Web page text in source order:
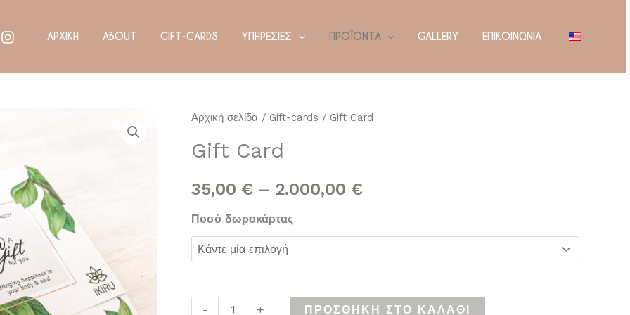
ΑΡΧΙΚΗ ABOUT GIFT-CARDS ΥΠΗΡΕΣΙΕΣ ΠΡΟΪΌΝΤΑ GALLERY ΕΠΙΚΟΙΝΩΝΙΑ
Αρχική σελίδα / Gift-cards / Gift Card
Gift Card
35,00 € – 2.000,00 €
Price
35,00 €
Ποσό δωροκάρτας
-
Gift
ποσότητα
+ ΠΡΟΣΘΉΚΗ ΣΤΟ ΚΑΛΆΘΙ